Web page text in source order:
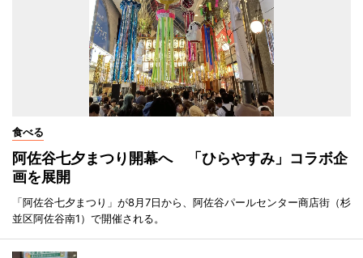
食べる
阿佐谷七夕まつり開幕へ 「ひらやすみ」コラボ企
画を展開
「阿佐谷七夕まつり」が8月7日から、阿佐谷パールセンター商店街（杉
並区阿佐谷南1）で開催される。